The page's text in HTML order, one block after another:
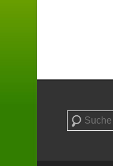
Suchen